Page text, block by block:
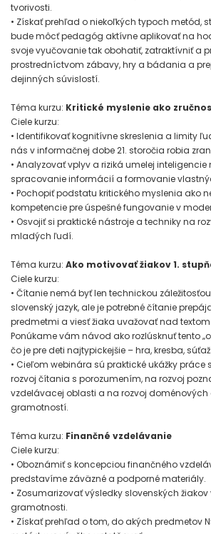
tvorivosti.
• Získať prehľad o niekoľkých typoch metód,
bude môcť pedagóg aktívne aplikovať na
svoje vyučovanie tak obohatiť, zatraktívniť a
prostredníctvom zábavy, hry a bádania a
dejinných súvislostí.
Téma kurzu: Kritické myslenie ako
Ciele kurzu:
• Identifikovať kognitívne skreslenia a limity
nás v informačnej dobe 21. storočia robia
• Analyzovať vplyv a riziká umelej inteligencie
spracovanie informácií a formovanie
• Pochopiť podstatu kritického myslenia ako
kompetencie pre úspešné fungovanie v
• Osvojiť si praktické nástroje a techniky na
mladých ľudí.
Téma kurzu: Ako motivovať žiakov 1.
Ciele kurzu:
• Čítanie nemá byť len technickou
slovenský jazyk, ale je potrebné čítanie
predmetmi a viesť žiaka uvažovať nad
Ponúkame vám návod ako rozlúsknuť tento
čo je pre deti najtypickejšie – hra, kresba, súťaž.
• Cieľom webinára sú praktické ukážky práce
rozvoj čítania s porozumením, na rozvoj
vzdelávacej oblasti a na rozvoj doménových
gramotností.
Téma kurzu: Finančné vzdelávanie
Ciele kurzu:
• Oboznámiť s koncepciou finančného
predstavíme záväzné a podporné materiály.
• Zosumarizovať výsledky slovenských
gramotnosti.
• Získať prehľad o tom, do akých predmetov